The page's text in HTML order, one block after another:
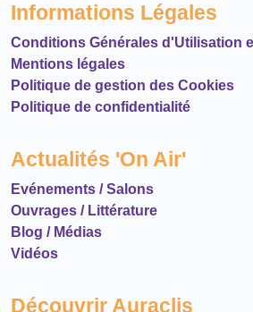
Informations Légales
Conditions Générales d'Utilisation
Mentions légales
Politique de gestion des Cookies
Politique de confidentialité
Actualités 'On Air'
Evénements / Salons
Ouvrages / Littérature
Blog / Médias
Vidéos
Découvrir Auraclis